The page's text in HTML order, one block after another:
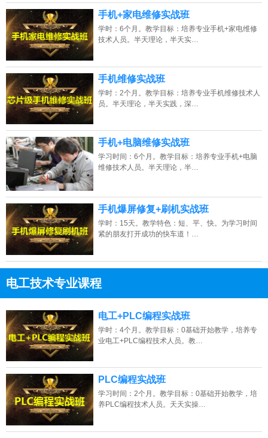
手机+家电维修实战班
学时：6个月。教学目标：培养专业手机+家电维修
技术人员。半天理论，半天实…
手机维修实战班
学时：2个月。教学目标：培养专业手机维修技术人
员。半天理论，半天实践，深…
手机+电脑维修实战班
学习时间：6个月。教学目标：培养专业手机+电脑
维修技术人员。半天理论，半…
手机爆屏修复+刷机实战班
学时：15天。教学特色：短、平、快。为学习时间
紧的朋友打开成功的快车道！…
电工技术专业课程
点击免费咨询电话：13807313137
电工+PLC编程实战班
学时：4个月。教学目标：0基础开始教学，培养专
业电工+PLC编程技术人员。教…
PLC编程实战班
学习时间：2个月。教学目标：0基础开始教学，培
养PLC编程技术人员。天天实操…